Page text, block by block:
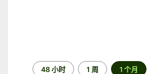
48 小时 1 周 1 个月